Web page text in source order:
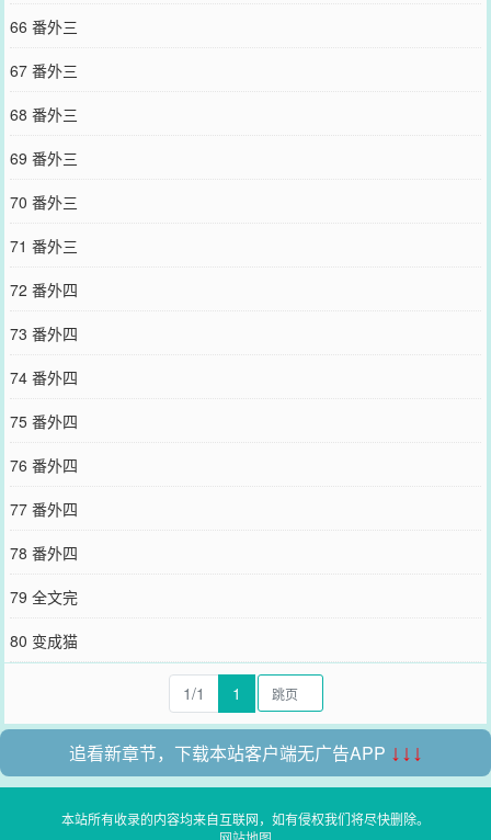
66 番外三
67 番外三
68 番外三
69 番外三
70 番外三
71 番外三
72 番外四
73 番外四
74 番外四
75 番外四
76 番外四
77 番外四
78 番外四
79 全文完
80 变成猫
1/1 1
追看新章节，下载本站客户端无广告APP ↓↓↓
本站所有收录的内容均来自互联网，如有侵权我们将尽快删除。